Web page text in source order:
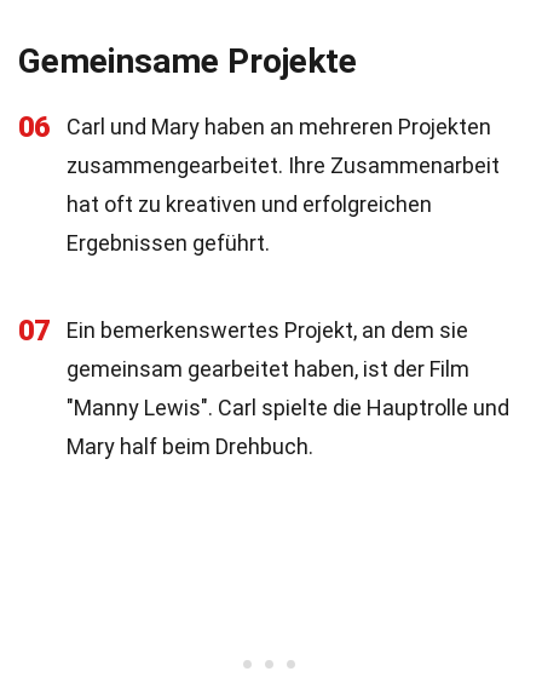
Gemeinsame Projekte
06
Carl und Mary haben an mehreren Projekten
zusammengearbeitet. Ihre Zusammenarbeit
hat oft zu kreativen und erfolgreichen
Ergebnissen geführt.
07
Ein bemerkenswertes Projekt, an dem sie
gemeinsam gearbeitet haben, ist der Film
"Manny Lewis". Carl spielte die Hauptrolle und
Mary half beim Drehbuch.